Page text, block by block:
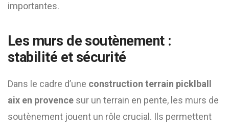
importantes.
Les murs de soutènement :
stabilité et sécurité
Dans le cadre d’une construction terrain picklball
aix en provence sur un terrain en pente, les murs de
soutènement jouent un rôle crucial. Ils permettent